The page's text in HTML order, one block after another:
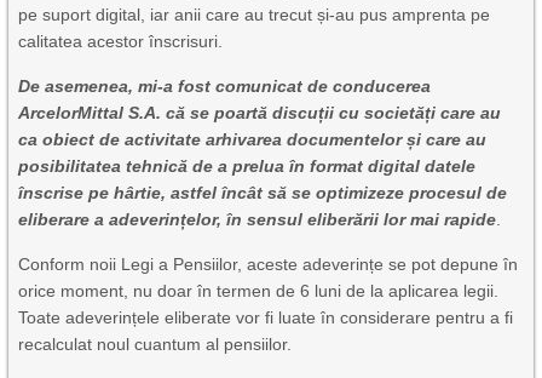
pe suport digital, iar anii care au trecut și-au pus amprenta pe
calitatea acestor înscrisuri.
De asemenea, mi-a fost comunicat de conducerea
ArcelorMittal S.A. că se poartă discuții cu societăți care au
ca obiect de activitate arhivarea documentelor și care au
posibilitatea tehnică de a prelua în format digital datele
înscrise pe hârtie, astfel încât să se optimizeze procesul de
eliberare a adeverințelor, în sensul eliberării lor mai rapide
Conform noii Legi a Pensiilor, aceste adeverințe se pot depune în
orice moment, nu doar în termen de 6 luni de la aplicarea legii.
Toate adeverințele eliberate vor fi luate în considerare pentru a fi
recalculat noul cuantum al pensiilor.